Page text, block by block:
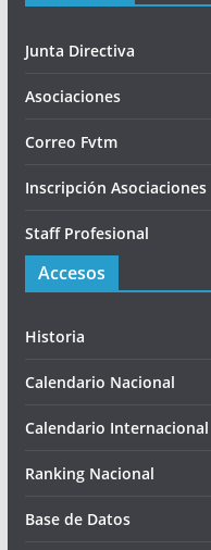
Junta Directiva
Asociaciones
Correo Fvtm
Inscripción Asociaciones
Staff Profesional
Accesos
Historia
Calendario Nacional
Calendario Internacional
Ranking Nacional
Base de Datos